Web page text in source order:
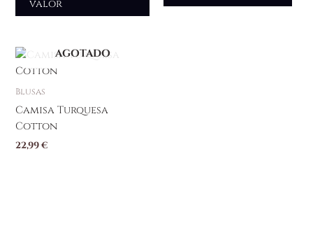
valor
AGOTADO
Blusas
Camisa Turquesa
Cotton
22,99€